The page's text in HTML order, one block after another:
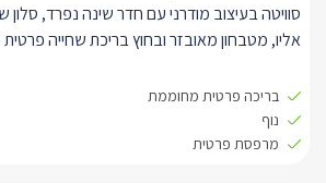
סוויטה בעיצוב מודרני עם חדר שינה נפרד, סלון
אליו, מטבחון מאובזר ובחוץ בריכת שחייה
סוויטה מעוצבת בעיצוב מודרני ומאובזרת בטוב
חדר שינה נפרד מאזור הסלון ובו מיטה זוגית
מואר בתאורה רומנטית ונעימה. חדר רחצה
בריכה פרטית מחוממת
נוף
מרפסת פרטית